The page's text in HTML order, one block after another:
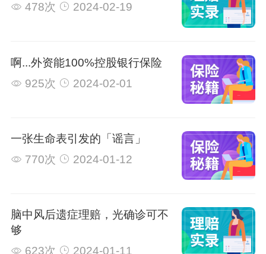
478次
2024-02-19
啊...外资能100%控股银行保险
925次
2024-02-01
一张生命表引发的「谣言」
770次
2024-01-12
脑中风后遗症理赔，光确诊可不
够
623次
2024-01-11